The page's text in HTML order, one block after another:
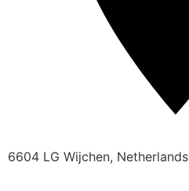
6604 LG Wijchen, Netherlands